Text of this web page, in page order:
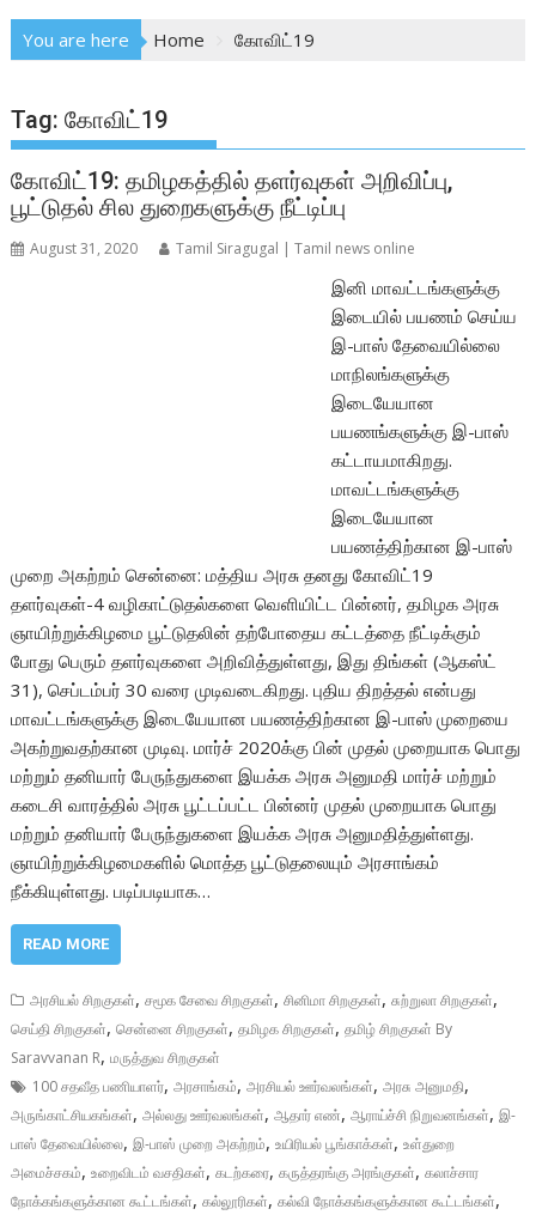
You are here Home கோவிட்19
Tag:கோவிட்19
கோவிட்19: தமிழகத்தில் தளர்வுகள் அறிவிப்பு,
பூட்டுதல் சில துறைகளுக்கு நீட்டிப்பு
August 31, 2020 Tamil Siragugal | Tamil news online
இனி மாவட்டங்களுக்கு
இடையில் பயணம் செய்ய
இ-பாஸ் தேவையில்லை
மாநிலங்களுக்கு
இடையேயான
பயணங்களுக்கு இ-பாஸ்
கட்டாயமாகிறது.
மாவட்டங்களுக்கு
இடையேயான
பயணத்திற்கான இ-பாஸ்
முறை அகற்றம் சென்னை: மத்திய அரசு தனது கோவிட்19
தளர்வுகள்-4 வழிகாட்டுதல்களை வெளியிட்ட பின்னர், தமிழக அரசு
ஞாயிற்றுக்கிழமை பூட்டுதலின் தற்போதைய கட்டத்தை நீட்டிக்கும்
போது பெரும் தளர்வுகளை அறிவித்துள்ளது, இது திங்கள் (ஆகஸ்ட்
31), செப்டம்பர் 30 வரை முடிவடைகிறது. புதிய திறத்தல் என்பது
மாவட்டங்களுக்கு இடையேயான பயணத்திற்கான இ-பாஸ் முறையை
அகற்றுவதற்கான முடிவு. மார்ச் 2020க்கு பின் முதல் முறையாக பொது
மற்றும் தனியார் பேருந்துகளை இயக்க அரசு அனுமதி மார்ச் மற்றும்
கடைசி வாரத்தில் அரசு பூட்டப்பட்ட பின்னர் முதல் முறையாக பொது
மற்றும் தனியார் பேருந்துகளை இயக்க அரசு அனுமதித்துள்ளது.
ஞாயிற்றுக்கிழமைகளில் மொத்த பூட்டுதலையும் அரசாங்கம்
நீக்கியுள்ளது. படிப்படியாக…
READ MORE
அரசியல் சிறகுகள்,சமூக சேவை சிறகுகள்,சினிமா சிறகுகள்,சுற்றுலா சிறகுகள்,
செய்தி சிறகுகள்,சென்னை சிறகுகள்,தமிழக சிறகுகள்,தமிழ் சிறகுகள் By
Saravvanan R,மருத்துவ சிறகுகள்
100 சதவீத பணியாளர்,அரசாங்கம்,அரசியல் ஊர்வலங்கள்,அரசு அனுமதி,
அருங்காட்சியகங்கள்,அல்லது ஊர்வலங்கள்,ஆதார் எண்,ஆராய்ச்சி நிறுவனங்கள்,இ-
பாஸ் தேவையில்லை,இ-பாஸ் முறை அகற்றம்,உயிரியல் பூங்காக்கள்,உள்துறை
அமைச்சகம்,உறைவிடம் வசதிகள்,கடற்கரை,கருத்தரங்கு அரங்குகள்,கலாச்சார
நோக்கங்களுக்கான கூட்டங்கள்,கல்லூரிகள்,கல்வி நோக்கங்களுக்கான கூட்டங்கள்,